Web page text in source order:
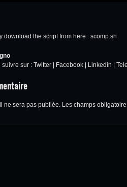
download the script from here : scomp.sh
suivre sur : Twitter | Facebook | Linkedin |
ne sera pas publiée. Les champs